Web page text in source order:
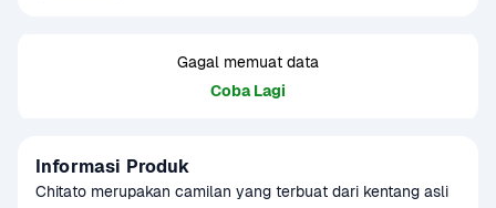
Gagal memuat data
Coba Lagi
Informasi Produk
Chitato merupakan camilan yang terbuat dari kentang asli